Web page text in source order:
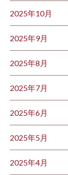
2025年10月
2025年9月
2025年8月
2025年7月
2025年6月
2025年5月
2025年4月